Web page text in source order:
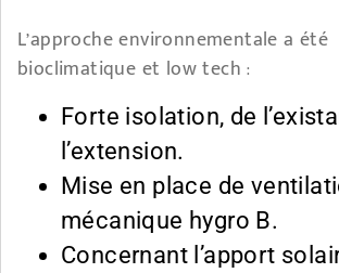
L’approche environnementale a été
bioclimatique et low tech :
Forte isolation, de
l’extension.
Mise en place de
mécanique hygro B.
Concernant l’apport